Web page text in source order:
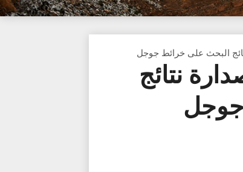
البحث على خرائط جوجل
نتائج
جوجل